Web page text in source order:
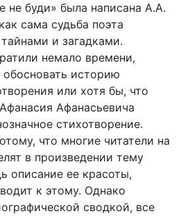
не буди» была написана А.А.
сама судьба поэта
и загадками.
немало времени,
обосновать историю
или хотя бы, что
Афанасьевича
стихотворение.
что многие читатели на
в произведении тему
описание ее красоты,
к этому. Однако
сводкой, все